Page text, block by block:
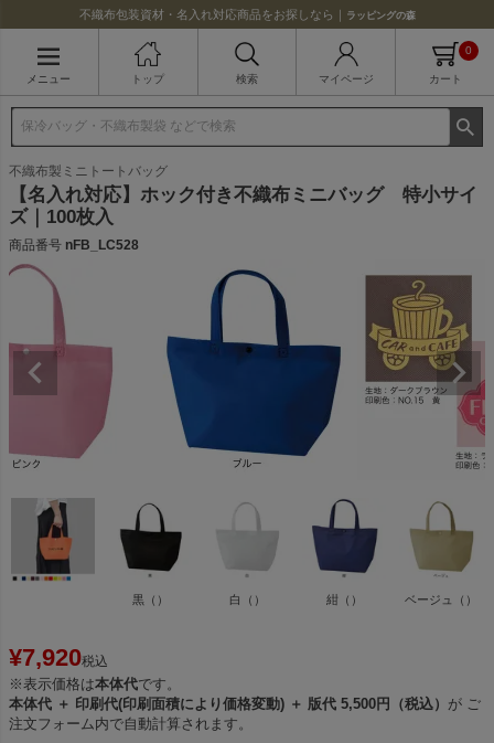
不織布包装資材・名入れ対応商品をお探しなら｜ ラッピングの森
メニュー トップ 検索 マイページ カート
0
不織布製ミニトートバッグ
【名入れ対応】ホック付き不織布ミニバッグ 特小サイ
ズ｜100枚入
商品番号 nFB_LC528
黒（） 白（） 紺（） ベージュ（）
¥7,920税込
※表示価格は本体代です。
本体代 ＋ 印刷代(印刷面積により価格変動) ＋ 版代 5,500円（税込） が ご
注文フォーム内で自動計算されます。